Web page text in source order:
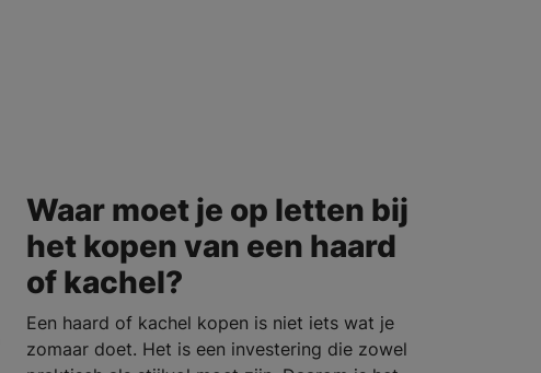
Waar moet je op letten bij
het kopen van een haard
of kachel?
Een haard of kachel kopen is niet iets wat je
zomaar doet. Het is een investering die zowel